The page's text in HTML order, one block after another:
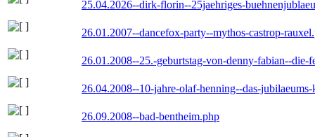
25.04.2026--dirk-florin--25jaehriges-
26.01.2007--dancefox-party--mythos-castrop-
26.01.2008--25.-geburtstag-von-denny-fabian--die-
26.04.2008--10-jahre-olaf-henning--das-
26.09.2008--bad-bentheim.php